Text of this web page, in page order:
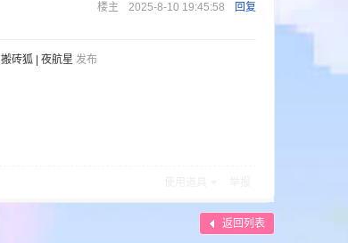
楼主 2025-8-10 19:45:58 回复
搬砖狐 | 夜航星 发布
返回列表